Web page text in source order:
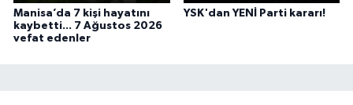
Manisa’da 7 kişi hayatını
kaybetti... 7 Ağustos 2026
vefat edenler
YSK'dan YENİ Parti kararı!